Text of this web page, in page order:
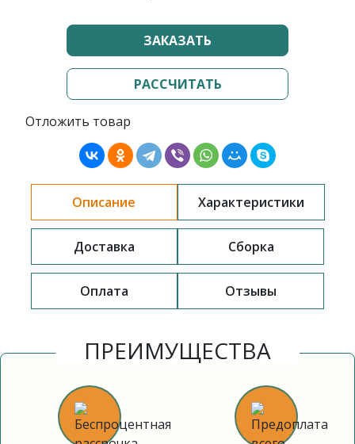
ЗАКАЗАТЬ
РАССЧИТАТЬ
Отложить товар
Описание Характеристики
Доставка Сборка
Оплата Отзывы
ПРЕИМУЩЕСТВА